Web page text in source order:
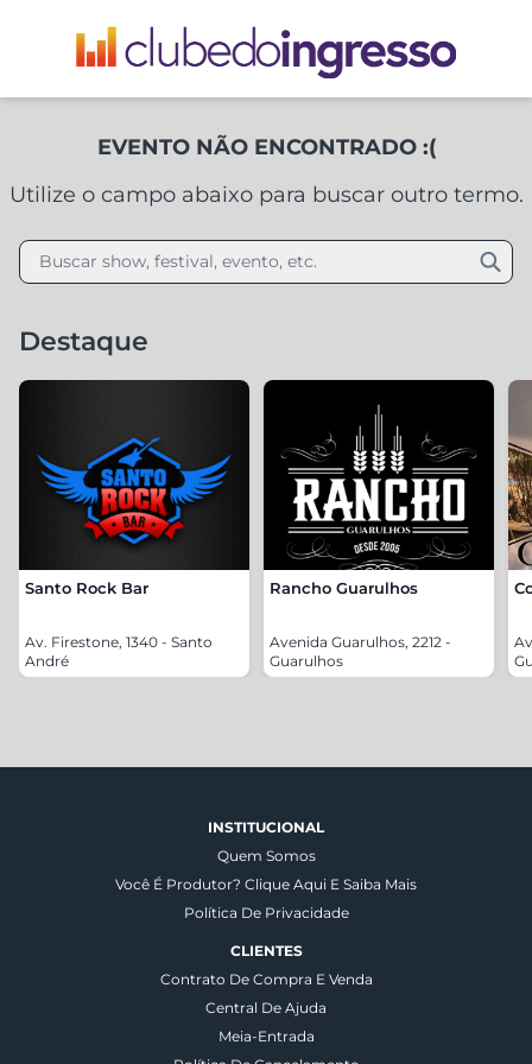
EVENTO NÃO ENCONTRADO :(
Utilize o campo abaixo para buscar outro termo.
Buscar show, festival, evento, etc.
Destaque
Santo Rock Bar
Av. Firestone, 1340 - Santo
André
Rancho Guarulhos
Avenida Guarulhos, 2212 -
Guarulhos
INSTITUCIONAL
Quem Somos
Você É Produtor? Clique Aqui E Saiba Mais
Política De Privacidade
CLIENTES
Contrato De Compra E Venda
Central De Ajuda
Meia-Entrada